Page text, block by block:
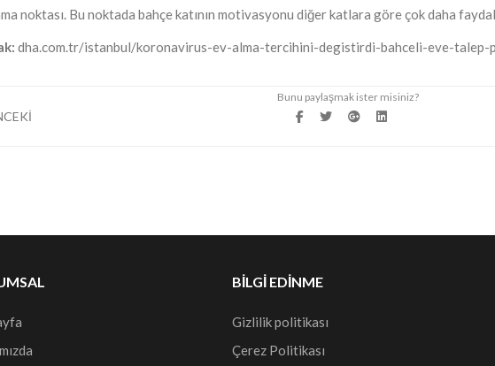
noktası. Bu noktada bahçe katının motivasyonu diğer katlara göre çok daha
dha.com.tr/istanbul/koronavirus-ev-alma-tercihini-degistirdi-bahceli-eve-talep-
BILGI EDINME
Gizlilik politikası
Çerez Politikası